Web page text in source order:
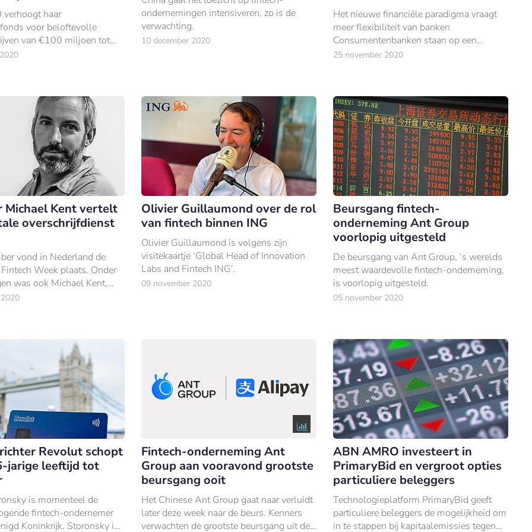
haar
voor beloftevolle
van €100 miljoen tot
ondernemingen intensiveren, zo is de
verwachting.
10 december 2020
Het nieuwe financiële paradigma vraagt
meer flexibiliteit van banken
Consumentenbanken staan op een
kruispunt nu een aantal bankdiensten
25 november 2020
Michael Kent vertelt
overschrijfdienst
vond in Nederland de
Week plaats. Onder
was ook Michael Kent,
van de digitale
Olivier Guillaumond over de rol
van fintech binnen ING
Olivier Guillaumond is volgens zijn
visitekaartje ‘Global Head of Innovation
Labs and Fintech ING’.
09 november 2020
Beursgang fintech-
onderneming Ant Group
voorlopig uitgesteld
De beursgang van Ant Group, ‘s werelds
meest waardevolle fintech-onderneming,
is voorlopig uitgesteld.
05 november 2020
Revolut schopt
jarige leeftijd tot
is momenteel de
fintech-ondernemer
Koninkrijk. Storonsky is
Fintech-onderneming Ant
Group aan vooravond grootste
beursgang ooit
Het Chinese Ant Group gaat naar verluidt
later deze week naar de beurs. Kenners
verwachten de grootste beursgang uit de
ABN AMRO investeert in
PrimaryBid en vergroot opties
particuliere beleggers
Technologieplatform PrimaryBid geeft
particuliere beleggers de mogelijkheid om
in te stappen bij kapitaalemissies tegen